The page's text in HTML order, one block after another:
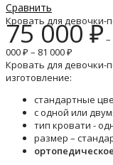
Сравнить
Кровать для девочки-
75 000₽ –
000 ₽ – 81 000 ₽
Кровать для девочки-
изготовление:
стандартные
с одной или
тип кровати -
размер –